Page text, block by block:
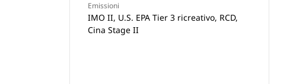
Emissioni
IMO II, U.S. EPA Tier 3 ricreativo, RCD,
Cina Stage II